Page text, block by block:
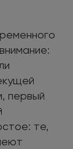
первый
те,